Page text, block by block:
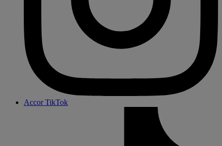
Accor TikTok